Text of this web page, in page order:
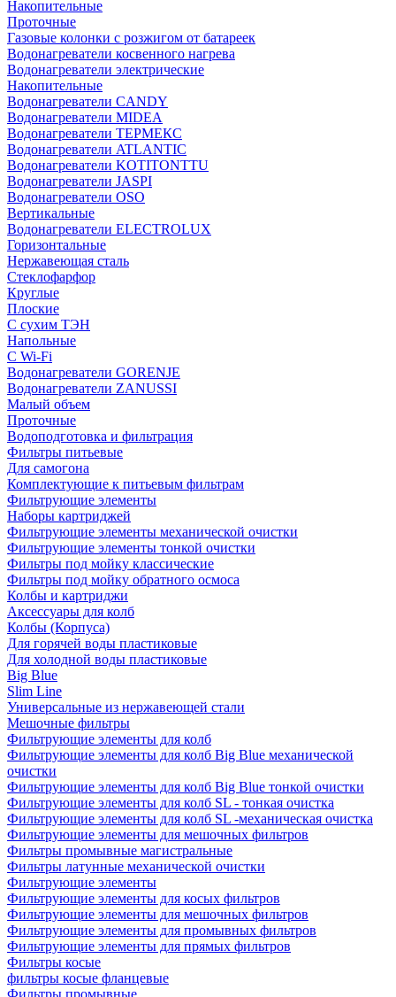
Накопительные
Проточные
Газовые колонки с розжигом от батареек
Водонагреватели косвенного нагрева
Водонагреватели электрические
Накопительные
Водонагреватели CANDY
Водонагреватели MIDEA
Водонагреватели ТЕРМЕКС
Водонагреватели ATLANTIC
Водонагреватели KOTITONTTU
Водонагреватели JASPI
Водонагреватели OSO
Вертикальные
Водонагреватели ELECTROLUX
Горизонтальные
Нержавеющая сталь
Стеклофарфор
Круглые
Плоские
С сухим ТЭН
Напольные
С Wi-Fi
Водонагреватели GORENJE
Водонагреватели ZANUSSI
Малый объем
Проточные
Водоподготовка и фильтрация
Фильтры питьевые
Для самогона
Комплектующие к питьевым фильтрам
Фильтрующие элементы
Наборы картриджей
Фильтрующие элементы механической очистки
Фильтрующие элементы тонкой очистки
Фильтры под мойку классические
Фильтры под мойку обратного осмоса
Колбы и картриджи
Аксессуары для колб
Колбы (Корпуса)
Для горячей воды пластиковые
Для холодной воды пластиковые
Big Blue
Slim Line
Универсальные из нержавеющей стали
Мешочные фильтры
Фильтрующие элементы для колб
Фильтрующие элементы для колб Big Blue механической
очистки
Фильтрующие элементы для колб Big Blue тонкой очистки
Фильтрующие элементы для колб SL - тонкая очистка
Фильтрующие элементы для колб SL -механическая очистка
Фильтрующие элементы для мешочных фильтров
Фильтры промывные магистральные
Фильтры латунные механической очистки
Фильтрующие элементы
Фильтрующие элементы для косых фильтров
Фильтрующие элементы для мешочных фильтров
Фильтрующие элементы для промывных фильтров
Фильтрующие элементы для прямых фильтров
Фильтры косые
фильтры косые фланцевые
Фильтры промывные